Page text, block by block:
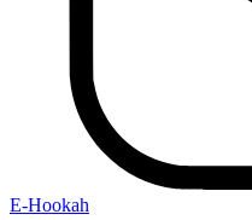
E-Hookah